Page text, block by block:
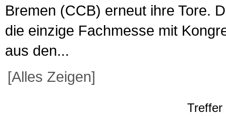
Bremen (CCB) erneut ihre Tore.
die einzige Fachmesse mit
aus den...
[Alles Zeigen]
Treffer